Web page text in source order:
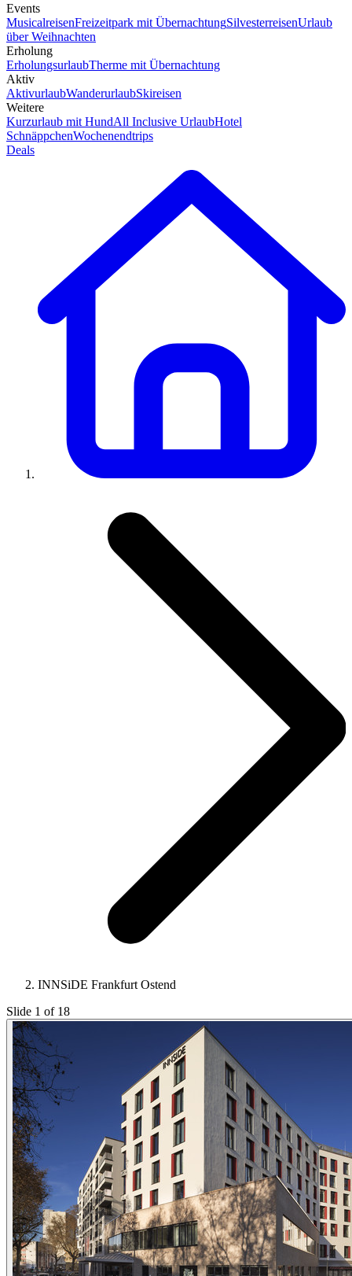
Events
MusicalreisenFreizeitpark mit ÜbernachtungSilvesterreisenUrlaub
über Weihnachten
Erholung
ErholungsurlaubTherme mit Übernachtung
Aktiv
AktivurlaubWanderurlaubSkireisen
Weitere
Kurzurlaub mit HundAll Inclusive UrlaubHotel
SchnäppchenWochenendtrips
Deals
INNSiDE Frankfurt Ostend
Slide 1 of 18